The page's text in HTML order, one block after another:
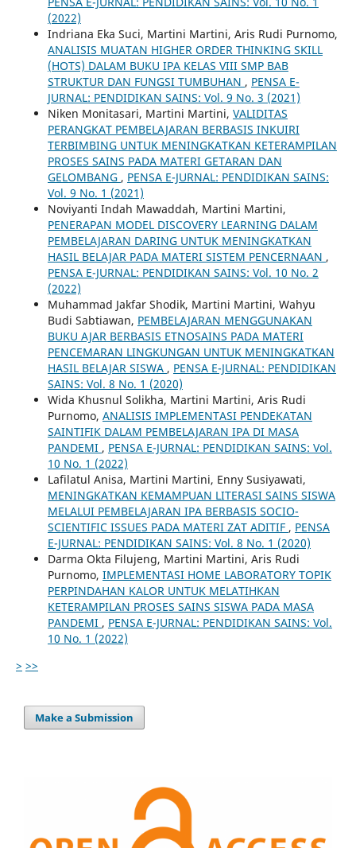
(2022)
Indriana Eka Suci, Martini Martini, Aris Rudi Purnomo,
ANALISIS MUATAN HIGHER ORDER THINKING SKILL
(HOTS) DALAM BUKU IPA KELAS VIII SMP BAB
STRUKTUR DAN FUNGSI TUMBUHAN , PENSA E-
JURNAL: PENDIDIKAN SAINS: Vol. 9 No. 3 (2021)
Niken Monitasari, Martini Martini, VALIDITAS
PERANGKAT PEMBELAJARAN BERBASIS INKUIRI
TERBIMBING UNTUK MENINGKATKAN KETERAMPILAN
PROSES SAINS PADA MATERI GETARAN DAN
GELOMBANG , PENSA E-JURNAL: PENDIDIKAN SAINS:
Vol. 9 No. 1 (2021)
Noviyanti Indah Mawaddah, Martini Martini,
PENERAPAN MODEL DISCOVERY LEARNING DALAM
PEMBELAJARAN DARING UNTUK MENINGKATKAN
HASIL BELAJAR PADA MATERI SISTEM PENCERNAAN ,
PENSA E-JURNAL: PENDIDIKAN SAINS: Vol. 10 No. 2
(2022)
Muhammad Jakfar Shodik, Martini Martini, Wahyu
Budi Sabtiawan, PEMBELAJARAN MENGGUNAKAN
BUKU AJAR BERBASIS ETNOSAINS PADA MATERI
PENCEMARAN LINGKUNGAN UNTUK MENINGKATKAN
HASIL BELAJAR SISWA , PENSA E-JURNAL: PENDIDIKAN
SAINS: Vol. 8 No. 1 (2020)
Wida Khusnul Solikha, Martini Martini, Aris Rudi
Purnomo, ANALISIS IMPLEMENTASI PENDEKATAN
SAINTIFIK DALAM PEMBELAJARAN IPA DI MASA
PANDEMI , PENSA E-JURNAL: PENDIDIKAN SAINS: Vol.
10 No. 1 (2022)
Lafilatul Anisa, Martini Martini, Enny Susiyawati,
MENINGKATKAN KEMAMPUAN LITERASI SAINS SISWA
MELALUI PEMBELAJARAN IPA BERBASIS SOCIO-
SCIENTIFIC ISSUES PADA MATERI ZAT ADITIF , PENSA
E-JURNAL: PENDIDIKAN SAINS: Vol. 8 No. 1 (2020)
Darma Okta Filujeng, Martini Martini, Aris Rudi
Purnomo, IMPLEMENTASI HOME LABORATORY TOPIK
PERPINDAHAN KALOR UNTUK MELATIHKAN
KETERAMPILAN PROSES SAINS SISWA PADA MASA
PANDEMI , PENSA E-JURNAL: PENDIDIKAN SAINS: Vol.
10 No. 1 (2022)
> >>
Make a Submission